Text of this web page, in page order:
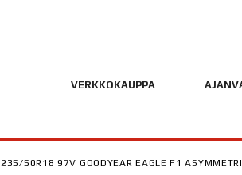
VERKKOKAUPPA
235/50R18 97V GOODYEAR EAGLE F1